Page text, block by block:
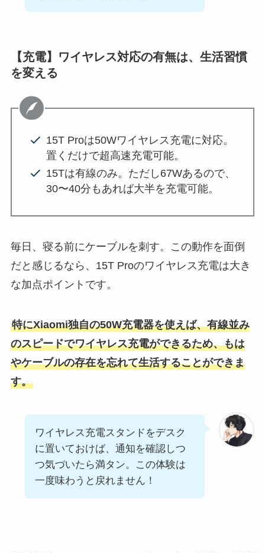
【充電】ワイヤレス対応の有無は、生活習慣
を変える
15T Proは50Wワイヤレス充電に対応。
置くだけで超高速充電可能。
15Tは有線のみ。ただし67Wあるので、
30〜40分もあれば大半を充電可能。
毎日、寝る前にケーブルを刺す。この動作を面倒
だと感じるなら、15T Proのワイヤレス充電は大き
な加点ポイントです。
特にXiaomi独自の50W充電器を使えば、有線並み
のスピードでワイヤレス充電ができるため、もは
やケーブルの存在を忘れて生活することができま
す。
ワイヤレス充電スタンドをデスク
に置いておけば、通知を確認しつ
つ気づいたら満タン。この体験は
一度味わうと戻れません！